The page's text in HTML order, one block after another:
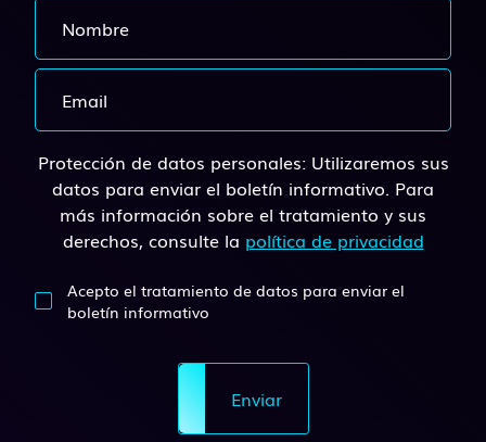
Protección de datos personales: Utilizaremos sus
datos para enviar el boletín informativo. Para
más información sobre el tratamiento y sus
derechos, consulte la política de privacidad
Acepto el tratamiento de datos para enviar el
boletín informativo
Enviar